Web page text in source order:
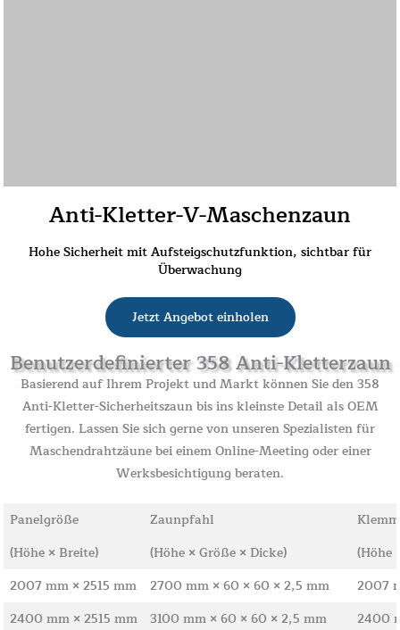
Anti-Kletter-V-Maschenzaun
Hohe Sicherheit mit Aufsteigschutzfunktion, sichtbar für
Überwachung
Jetzt Angebot einholen
Benutzerdefinierter 358 Anti-Kletterzaun
Basierend auf Ihrem Projekt und Markt können Sie den 358
Anti-Kletter-Sicherheitszaun bis ins kleinste Detail als OEM
fertigen. Lassen Sie sich gerne von unseren Spezialisten für
Maschendrahtzäune bei einem Online-Meeting oder einer
Werksbesichtigung beraten.
Panelgröße Zaunpfahl
(Höhe × Breite)
(Höhe × Größe × Dicke)
(Höhe
2007 mm × 2515 mm
2700 mm × 60 × 60 × 2,5 mm
2007
2400 mm × 2515 mm
3100 mm × 60 × 60 × 2,5 mm
2400